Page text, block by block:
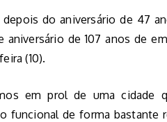
do aniversário de 47
de 107 anos de
(10).
em prol de uma cidade
funcional de forma bastante